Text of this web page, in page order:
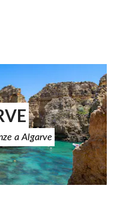
a Algarve